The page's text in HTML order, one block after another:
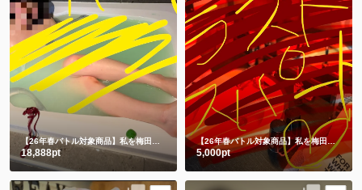
チャイナドレス入浴🛀からの生脱ぎ🫣㊙️
18,888pt
【26年春バトル対象商品】私を梅田に連れてって💗
5,000pt